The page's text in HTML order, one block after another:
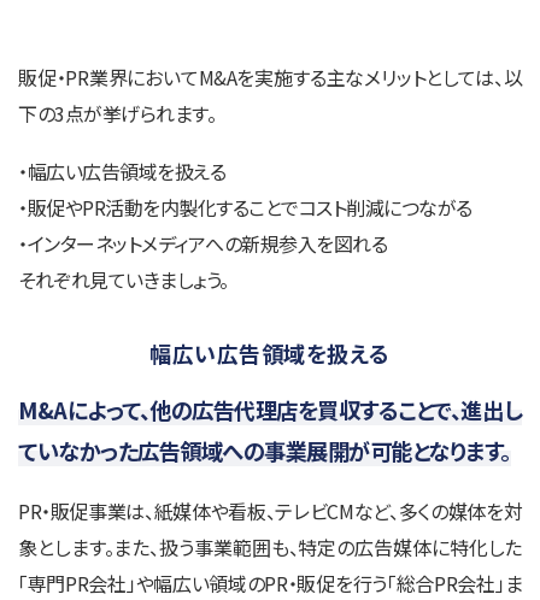
販促・PR業界においてM&Aを実施する主なメリットとしては、以
下の3点が挙げられます。
・幅広い広告領域を扱える
・販促やPR活動を内製化することでコスト削減につながる
・インターネットメディアへの新規参入を図れる
それぞれ見ていきましょう。
幅広い広告領域を扱える
M&Aによって、他の広告代理店を買収することで、進出し
ていなかった広告領域への事業展開が可能となります。
PR・販促事業は、紙媒体や看板、テレビCMなど、多くの媒体を対
象とします。また、扱う事業範囲も、特定の広告媒体に特化した
「専門PR会社」や幅広い領域のPR・販促を行う「総合PR会社」ま